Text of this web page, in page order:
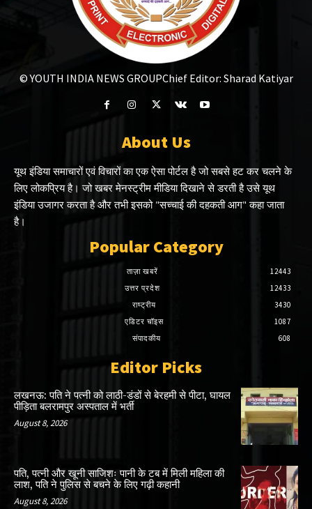
© YOUTH INDIA NEWS GROUPChief Editor: Sharad Katiyar
About Us
यूथ इंडिया समाचारों एवं विचारों का एक ऐसा पोर्टल है जो सबसे हट कर चलने के
लिए लोकप्रिय है। जो खबर मेनस्ट्रीम मीडिया दिखाने से डरती है उसे यूथ
इंडिया उजागर करता है और तभी इसको "सच्चाई की दहकती आग" कहा जाता
है।
Popular Category
ताज़ा खबरें
12443
उत्तर प्रदेश
12433
राष्ट्रीय
3430
एडिटर चॉइस
1087
संपादकीय
608
Editor Picks
लखनऊ: पति ने पत्नी को लाठी-डंडों से बेरहमी से पीटा, घायल
पीड़िता बलरामपुर अस्पताल में भर्ती
August 8, 2026
पति, पत्नी और खूनी साजिशः पानी के टब में मिली महिला की
लाश, पति ने पुलिस से बचने के लिए गढ़ी कहानी
August 8, 2026